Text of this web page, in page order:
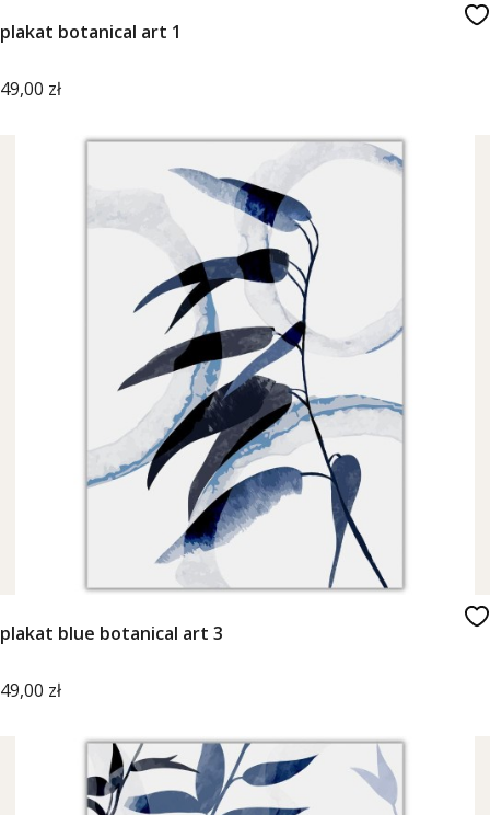
plakat botanical art 1
Cena
49,00 zł
plakat blue botanical art 3
Cena
49,00 zł